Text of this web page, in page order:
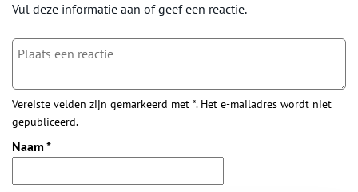
Vul deze informatie aan of geef een reactie.
Vereiste velden zijn gemarkeerd met *. Het e-mailadres wordt niet
gepubliceerd.
Naam *